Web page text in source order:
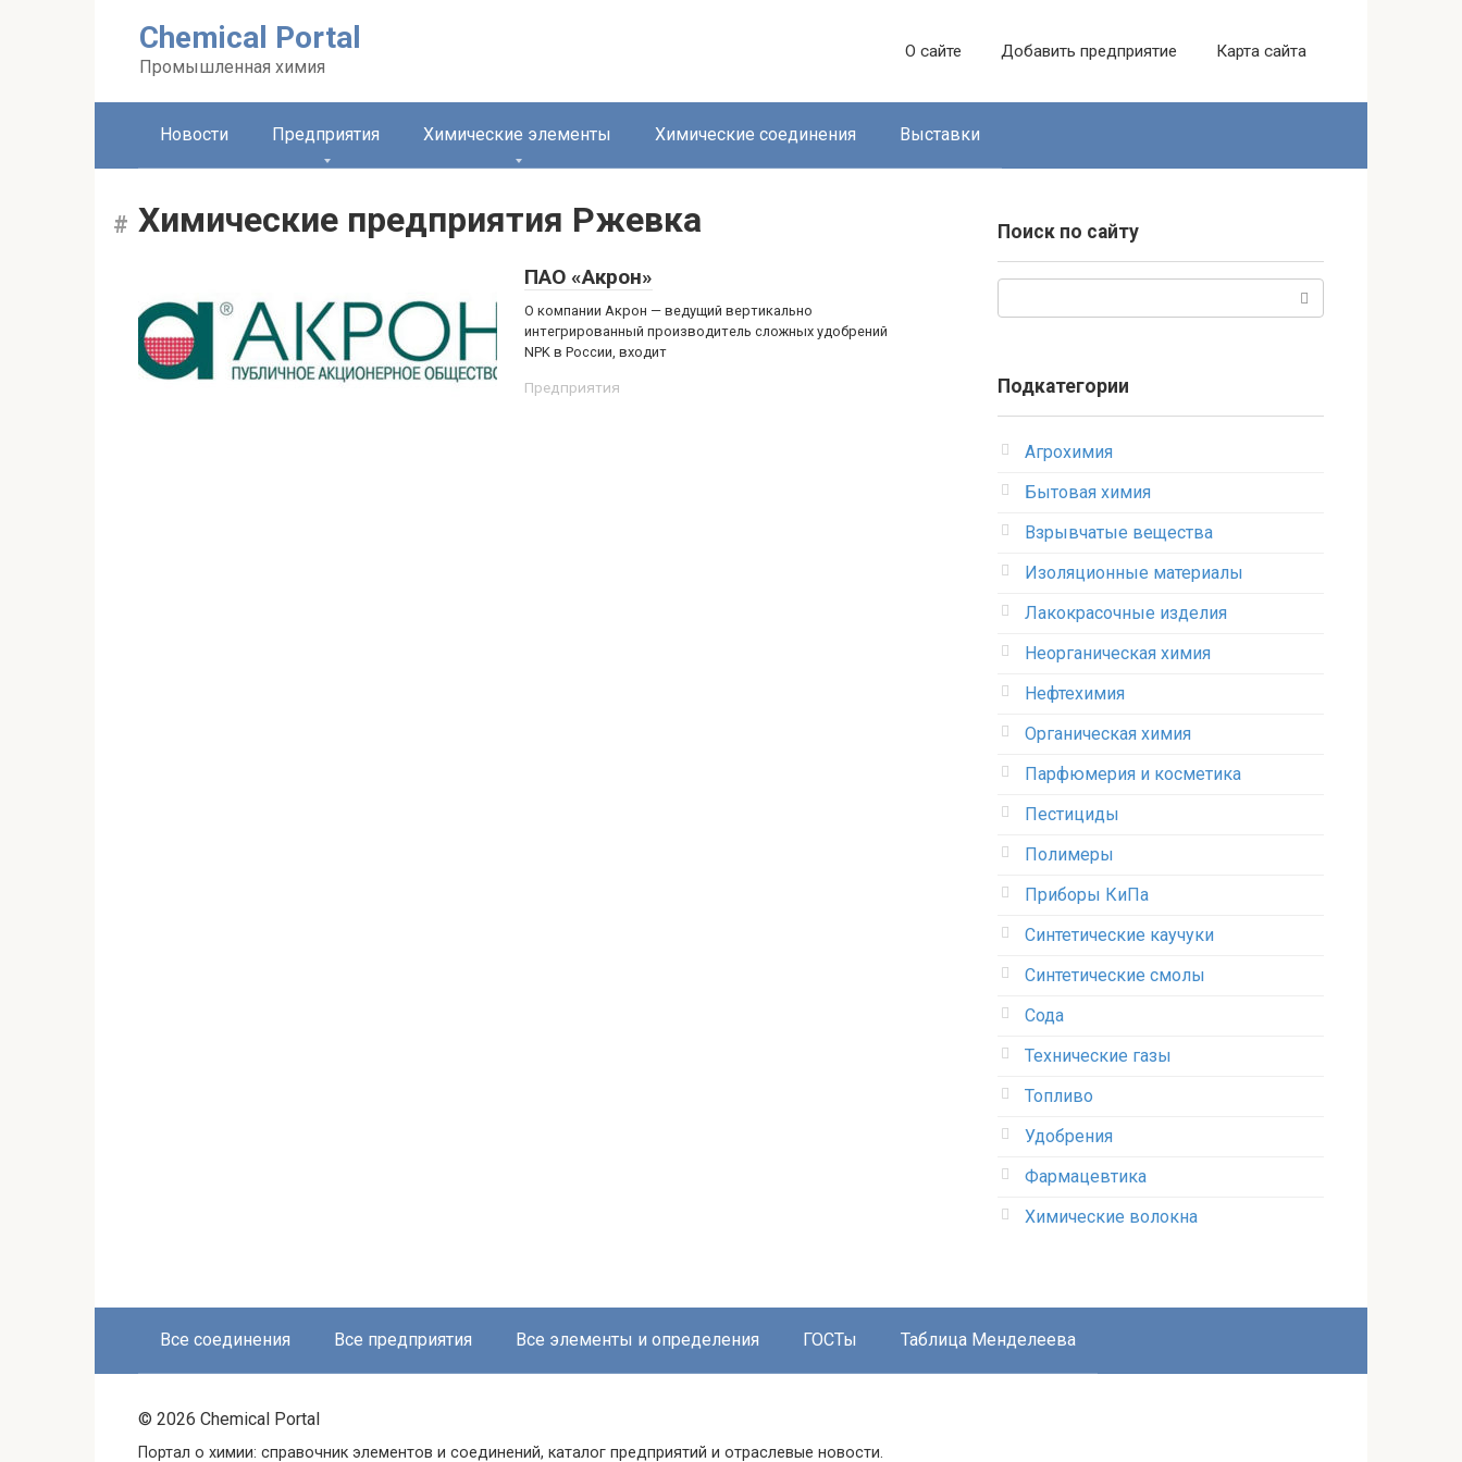
Chemical Portal
Промышленная химия
О сайте Добавить предприятие Карта сайта
Новости Предприятия Химические элементы Химические соединения Выставки
Химические предприятия Ржевка
ПАО «Акрон»
О компании Акрон — ведущий вертикально
интегрированный производитель сложных удобрений
NPK в России, входит
Предприятия
Поиск по сайту
Подкатегории
Агрохимия
Бытовая химия
Взрывчатые вещества
Изоляционные материалы
Лакокрасочные изделия
Неорганическая химия
Нефтехимия
Органическая химия
Парфюмерия и косметика
Пестициды
Полимеры
Приборы КиПа
Синтетические каучуки
Синтетические смолы
Сода
Технические газы
Топливо
Удобрения
Фармацевтика
Химические волокна
Все соединения Все предприятия Все элементы и определения ГОСТы Таблица Менделеева
© 2026 Chemical Portal
Портал о химии: справочник элементов и соединений, каталог предприятий и отраслевые новости.